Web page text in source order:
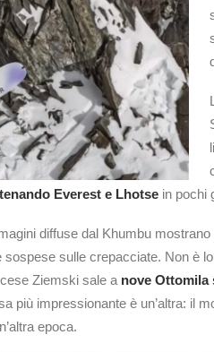
Everest e Lhotse in pochi
diffuse dal Khumbu
sulle crepacciate. Non è
Ziemski sale a nove Ottomila
più impressionante è un’altra: il
epoca.